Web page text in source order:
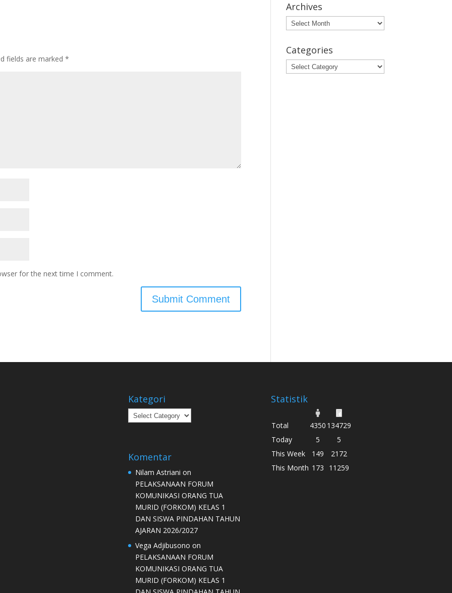
fields are marked*
for the next time I comment.
Archives
Archives
Categories
Categories
Kategori
Kategori
Komentar
Nilam Astriani on
PELAKSANAAN FORUM
KOMUNIKASI ORANG TUA
MURID (FORKOM) KELAS 1
DAN SISWA PINDAHAN TAHUN
AJARAN 2026/2027
Vega Adjibusono on
PELAKSANAAN FORUM
KOMUNIKASI ORANG TUA
MURID (FORKOM) KELAS 1
Statistik
Total 4350 134729
Today
5
5
This Week
149
2172
This Month 173 11259